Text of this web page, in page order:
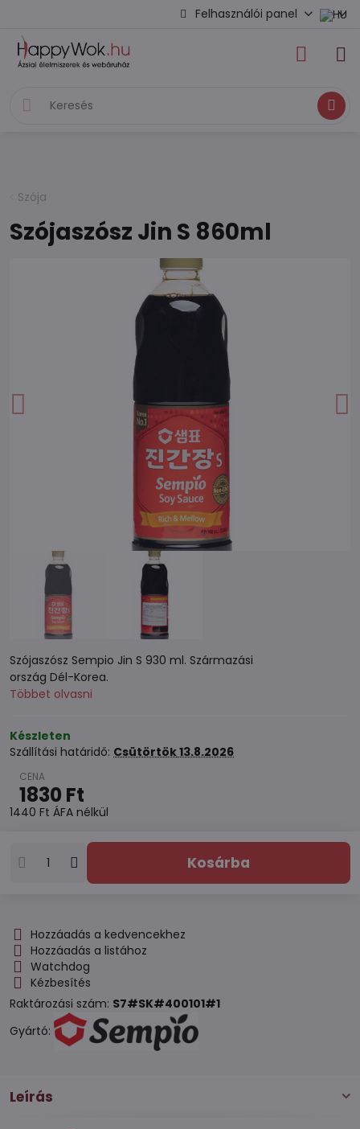
Felhasználói panel
Keresés
Szója
Szójaszósz Jin S 860ml
Szójaszósz Sempio Jin S 930 ml. Származási
ország Dél-Korea.
Többet olvasni
Készleten
Szállítási határidő: Csütörtök13.8.2026
1830 Ft
1440 Ft ÁFA nélkül
Kosárba
Hozzáadás a kedvencekhez
Hozzáadás a listához
Watchdog
Kézbesítés
Raktározási szám: S7#SK#400101#1
Gyártó:
Leírás